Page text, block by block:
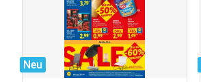
Neu